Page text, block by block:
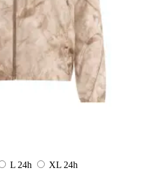
L 24h XL 24h